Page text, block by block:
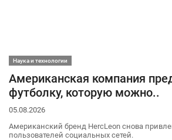
Наука и технологии
Американская компания
футболку, которую можно..
05.08.2026
Американский бренд HercLeon снова
пользователей социальных сетей.